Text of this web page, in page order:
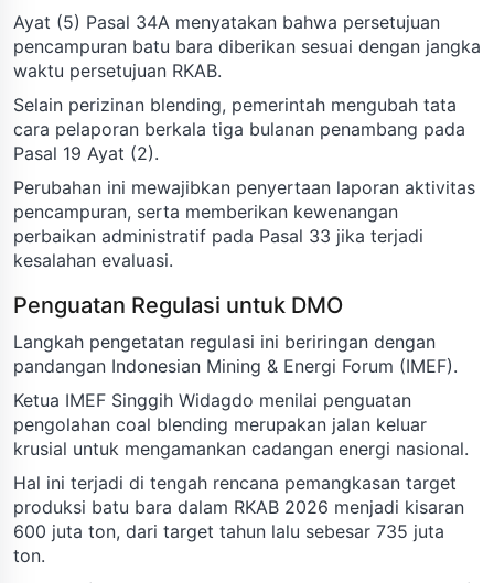
Ayat (5) Pasal 34A menyatakan bahwa persetujuan
pencampuran batu bara diberikan sesuai dengan jangka
waktu persetujuan RKAB.
Selain perizinan blending, pemerintah mengubah tata
cara pelaporan berkala tiga bulanan penambang pada
Pasal 19 Ayat (2).
Perubahan ini mewajibkan penyertaan laporan aktivitas
pencampuran, serta memberikan kewenangan
perbaikan administratif pada Pasal 33 jika terjadi
kesalahan evaluasi.
Penguatan Regulasi untuk DMO
Langkah pengetatan regulasi ini beriringan dengan
pandangan Indonesian Mining & Energi Forum (IMEF).
Ketua IMEF Singgih Widagdo menilai penguatan
pengolahan coal blending merupakan jalan keluar
krusial untuk mengamankan cadangan energi nasional.
Hal ini terjadi di tengah rencana pemangkasan target
produksi batu bara dalam RKAB 2026 menjadi kisaran
600 juta ton, dari target tahun lalu sebesar 735 juta
ton.